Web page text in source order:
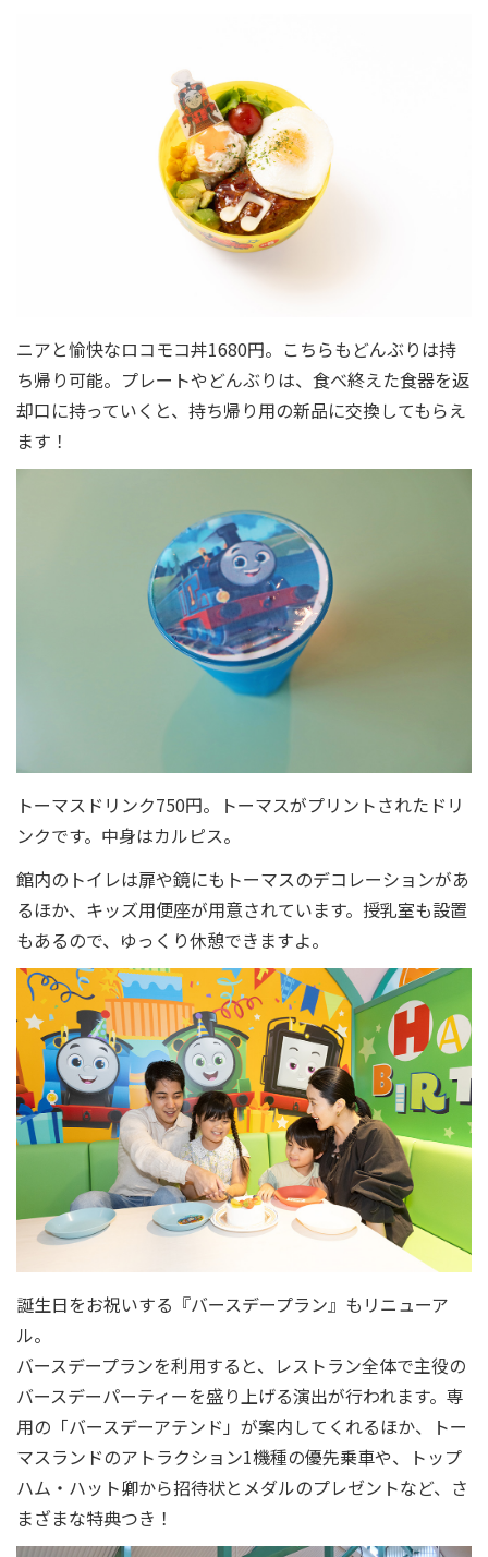
ニアと愉快なロコモコ丼1680円。こちらもどんぶりは持
ち帰り可能。プレートやどんぶりは、食べ終えた食器を返
却口に持っていくと、持ち帰り用の新品に交換してもらえ
ます！
トーマスドリンク750円。トーマスがプリントされたドリ
ンクです。中身はカルピス。
館内のトイレは扉や鏡にもトーマスのデコレーションがあ
るほか、キッズ用便座が用意されています。授乳室も設置
もあるので、ゆっくり休憩できますよ。
誕生日をお祝いする『バースデープラン』もリニューア
ル。
バースデープランを利用すると、レストラン全体で主役の
バースデーパーティーを盛り上げる演出が行われます。専
用の「バースデーアテンド」が案内してくれるほか、トー
マスランドのアトラクション1機種の優先乗車や、トップ
ハム・ハット卿から招待状とメダルのプレゼントなど、さ
まざまな特典つき！